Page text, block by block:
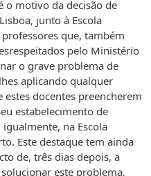
o motivo da decisão de
junto à Escola
que, também
pelo Ministério
o grave problema de
aplicando qualquer
docentes preencherem
estabelecimento de
na Escola
Este destaque tem ainda
de, três dias depois, a
este problema,